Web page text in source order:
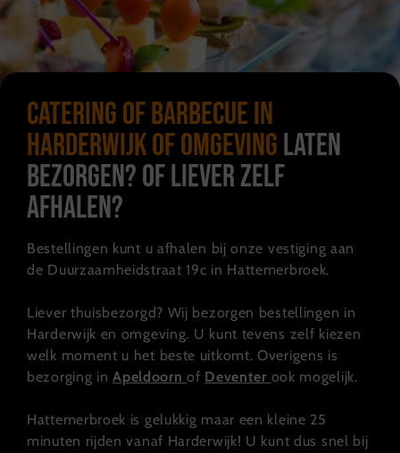
Catering of barbecue in
Harderwijk of omgevinglaten
bezorgen? Of liever zelf
afhalen?
Bestellingen kunt u afhalen bij onze vestiging aan
de Duurzaamheidstraat 19c in Hattemerbroek.
Liever thuisbezorgd? Wij bezorgen bestellingen in
Harderwijk en omgeving. U kunt tevens zelf kiezen
welk moment u het beste uitkomt. Overigens is
bezorging inApeldoorn of Deventer ook mogelijk.
Hattemerbroek is gelukkig maar een kleine 25
minuten rijden vanaf Harderwijk! U kunt dus snel bij